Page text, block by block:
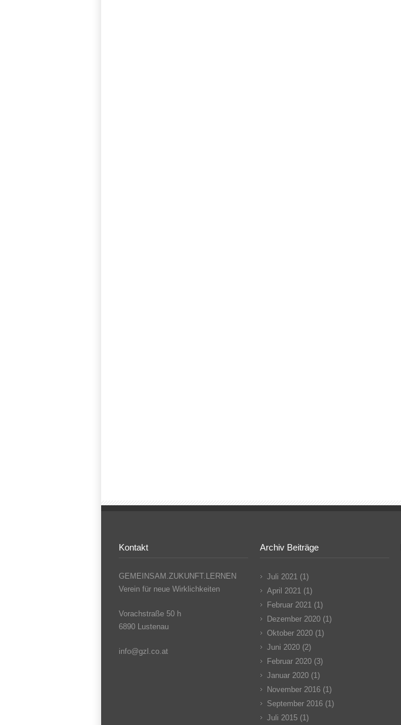
Kontakt
GEMEINSAM.ZUKUNFT.LERNEN
Verein für neue Wirklichkeiten
Vorachstraße 50 h
6890 Lustenau
info@gzl.co.at
Archiv Beiträge
Juli 2021 (1)
April 2021 (1)
Februar 2021 (1)
Dezember 2020 (1)
Oktober 2020 (1)
Juni 2020 (2)
Februar 2020 (3)
Januar 2020 (1)
November 2016 (1)
September 2016 (1)
Juli 2015 (1)